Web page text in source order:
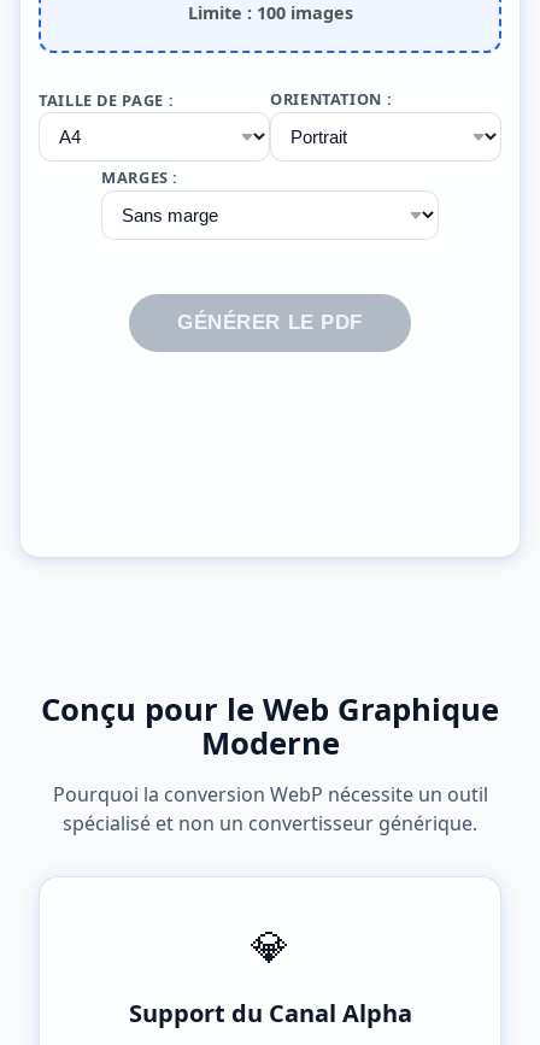
Limite : 100 images
TAILLE DE PAGE : ORIENTATION :
MARGES :
GÉNÉRER LE PDF
Conçu pour le Web Graphique
Moderne
Pourquoi la conversion WebP nécessite un outil
spécialisé et non un convertisseur générique.
💎
Support du Canal Alpha